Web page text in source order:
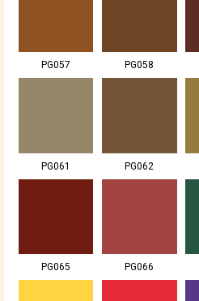
PG057 PG058
PG061 PG062
PG065 PG066